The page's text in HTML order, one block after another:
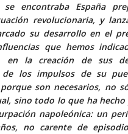
encontraba España
revolucionaria, y
su desarrollo en el
que hemos
en la creación de sus
de los impulsos de su
son necesarios, no
sino todo lo que ha hecho
napoleónica: un
no carente de